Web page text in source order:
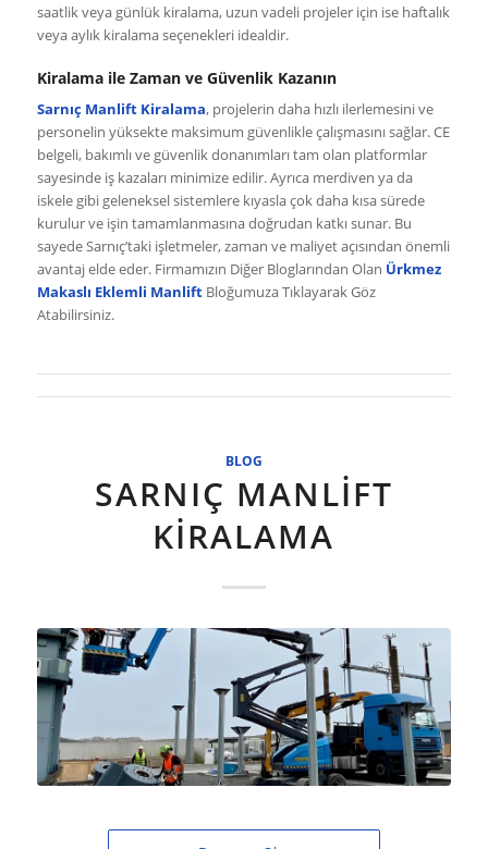
saatlik veya günlük kiralama, uzun vadeli projeler için ise haftalık
veya aylık kiralama seçenekleri idealdir.
Kiralama ile Zaman ve Güvenlik Kazanın
Sarnıç Manlift Kiralama, projelerin daha hızlı ilerlemesini ve
personelin yüksekte maksimum güvenlikle çalışmasını sağlar. CE
belgeli, bakımlı ve güvenlik donanımları tam olan platformlar
sayesinde iş kazaları minimize edilir. Ayrıca merdiven ya da
iskele gibi geleneksel sistemlere kıyasla çok daha kısa sürede
kurulur ve işin tamamlanmasına doğrudan katkı sunar. Bu
sayede Sarnıç’taki işletmeler, zaman ve maliyet açısından önemli
avantaj elde eder. Firmamızın Diğer Bloglarından Olan Ürkmez
Makaslı Eklemli Manlift Bloğumuza Tıklayarak Göz
Atabilirsiniz.
BLOG
SARNIÇ MANLIFT
KIRALAMA